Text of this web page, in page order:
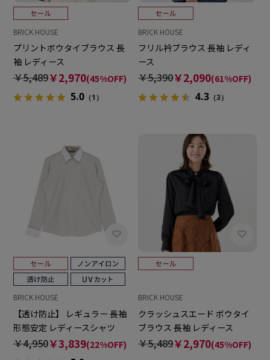
BRICK HOUSE
プリントボウタイブラウス 長
袖 レディース
￥5,489￥2,970(45%OFF)
5.0（1）
BRICK HOUSE
フリル衿ブラウス 長袖 レディ
ース
￥5,390￥2,090(61%OFF)
4.3 （3）
BRICK HOUSE
【透け防止】 レギュラー 長袖
形態安定 レディースシャツ
￥4,950￥3,839(22%OFF)
BRICK HOUSE
クラッシュスエード ボウタイ
ブラウス 長袖 レディース
￥5,489￥2,970(45%OFF)